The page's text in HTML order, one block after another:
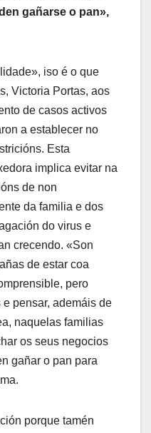
gañarse o pan»,
iso é o que
Victoria Portas, aos
de casos activos
a establecer no
Esta
implica evitar na
de non
da familia e dos
do virus e
crecendo. «Son
de estar coa
pero
pensar, ademáis de
naquelas familias
os seus negocios
gañar o pan para
porque tamén